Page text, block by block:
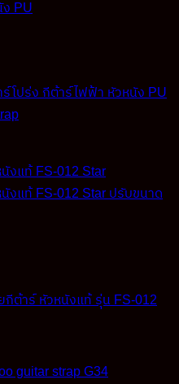
โปร่ง กีต้าร์ไฟฟ้า หัวหนัง PU
กีต้าร์ หัวหนังแท้ รุ่น FS-012